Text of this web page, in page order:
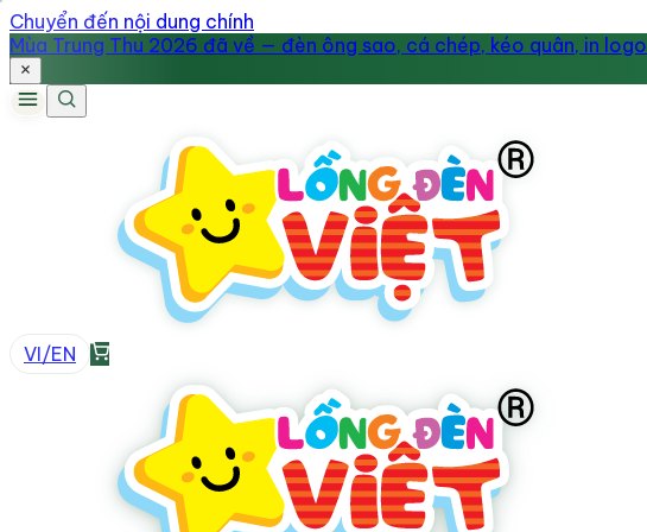
Chuyển đến nội dung chính
Mùa Trung Thu 2026 đã về — đèn ông sao, cá chép, kéo quân, in logo
VI/EN